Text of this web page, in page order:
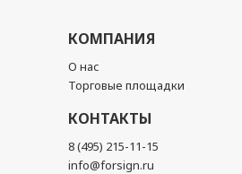
КОМПАНИЯ
О нас
Торговые площадки
КОНТАКТЫ
8 (495) 215-11-15
info@forsign.ru